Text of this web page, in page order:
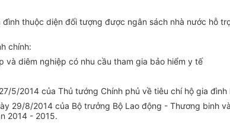
thuộc diện đối tượng được ngân sách nhà nước hỗ
chính:
và diêm nghiệp có nhu cầu tham gia bảo hiểm y tế
5/2014 của Thủ tướng Chính phủ về tiêu chí hộ gia
29/8/2014 của Bộ trưởng Bộ Lao động - Thương binh
2014 - 2015.